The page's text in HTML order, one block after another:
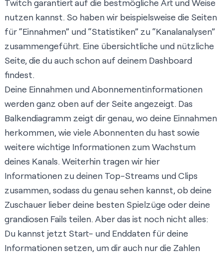
Twitch garantiert auf die bestmögliche Art und Weise
nutzen kannst. So haben wir beispielsweise die Seiten
für “Einnahmen” und “Statistiken” zu “Kanalanalysen”
zusammengeführt. Eine übersichtliche und nützliche
Seite, die du auch schon auf deinem Dashboard
findest.
Deine Einnahmen und Abonnementinformationen
werden ganz oben auf der Seite angezeigt. Das
Balkendiagramm zeigt dir genau, wo deine Einnahmen
herkommen, wie viele Abonnenten du hast sowie
weitere wichtige Informationen zum Wachstum
deines Kanals. Weiterhin tragen wir hier
Informationen zu deinen Top-Streams und Clips
zusammen, sodass du genau sehen kannst, ob deine
Zuschauer lieber deine besten Spielzüge oder deine
grandiosen Fails teilen. Aber das ist noch nicht alles:
Du kannst jetzt Start- und Enddaten für deine
Informationen setzen, um dir auch nur die Zahlen